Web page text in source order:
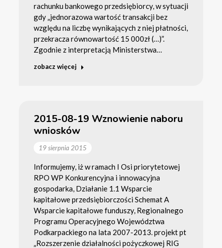
rachunku bankowego przedsiębiorcy, w sytuacji
gdy „jednorazowa wartość transakcji bez
względu na liczbę wynikających z niej płatności,
przekracza równowartość 15 000zł (…)”.
Zgodnie z interpretacją Ministerstwa…
zobacz więcej
2015-08-19 Wznowienie naboru
wniosków
19 sierpnia 2015
Informujemy, iż w ramach I Osi priorytetowej
RPO WP Konkurencyjna i innowacyjna
gospodarka, Działanie 1.1 Wsparcie
kapitałowe przedsiębiorczości Schemat A
Wsparcie kapitałowe funduszy, Regionalnego
Programu Operacyjnego Województwa
Podkarpackiego na lata 2007-2013. projekt pt
„Rozszerzenie działalności pożyczkowej RIG